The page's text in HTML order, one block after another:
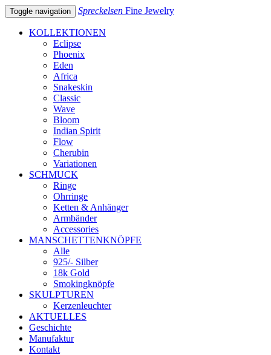
Toggle navigation Spreckelsen Fine Jewelry
KOLLEKTIONEN
Eclipse
Phoenix
Eden
Africa
Snakeskin
Classic
Wave
Bloom
Indian Spirit
Flow
Cherubin
Variationen
SCHMUCK
Ringe
Ohrringe
Ketten & Anhänger
Armbänder
Accessories
MANSCHETTENKNÖPFE
Alle
925/- Silber
18k Gold
Smokingknöpfe
SKULPTUREN
Kerzenleuchter
AKTUELLES
Geschichte
Manufaktur
Kontakt